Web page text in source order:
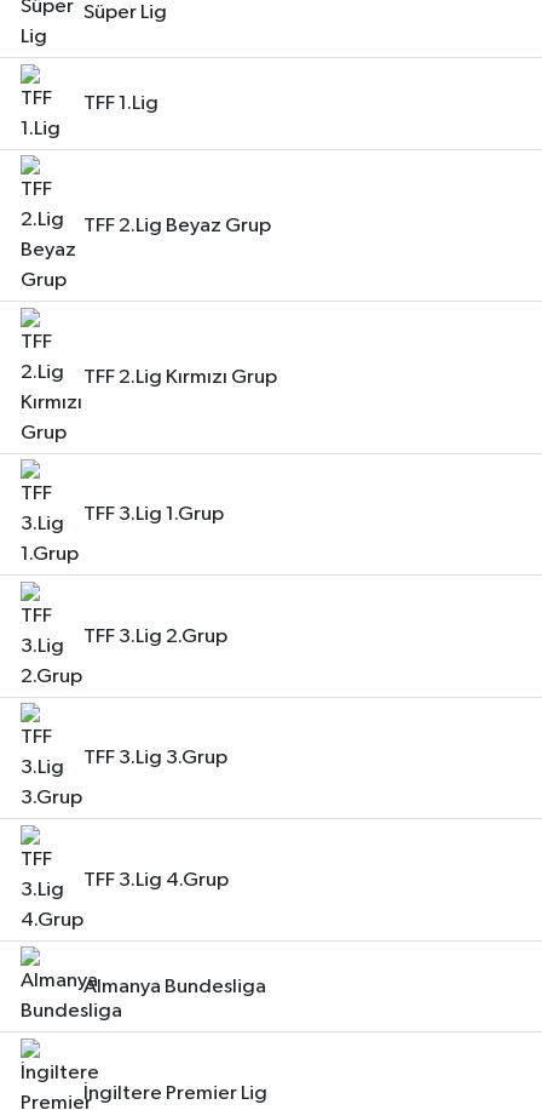
Süper Lig
TFF 1.Lig
TFF 2.Lig Beyaz Grup
TFF 2.Lig Kırmızı Grup
TFF 3.Lig 1.Grup
TFF 3.Lig 2.Grup
TFF 3.Lig 3.Grup
TFF 3.Lig 4.Grup
Almanya Bundesliga
İngiltere Premier Lig
MAGAZİN
SİYASET
SPOR
VİZYONDAKİLER